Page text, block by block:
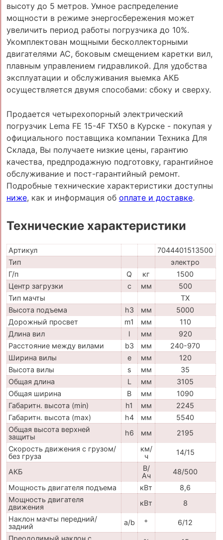
высоту до 5 метров. Умное распределение
мощности в режиме энергосбережения может
увеличить период работы погрузчика до 10%.
Укомплектован мощными бесколлекторными
двигателями АС, боковым смещением каретки вил,
плавным управлением гидравликой. Для удобства
эксплуатации и обслуживания выемка АКБ
осуществляется двумя способами: сбоку и сверху.
Продается четырехопорный электрический
погрузчик Lema FE 15-4F TX50 в Курске - покупая у
официального поставщика компании Техника Для
Склада, Вы получаете низкие цены, гарантию
качества, предпродажную подготовку, гарантийное
обслуживание и пост-гарантийный ремонт.
Подробные технические характеристики доступны
ниже, как и информация об оплате и доставке.
Технические характеристики
Артикул
7044401513500
Тип
электро
Г/п
Q кг
1500
Центр загрузки
c мм
500
Тип мачты
TX
Высота подъема
h3 мм
5000
Дорожный просвет
m1 мм
110
Длина вил
l мм
920
Расстояние между вилами
b3 мм
240-970
Ширина вилы
e мм
120
Высота вилы
s мм
35
Общая длина
L мм
3105
Общая ширина
B мм
1090
Габаритн. высота (min)
h1 мм
2245
Габаритн. высота (max)
h4 мм
5540
Общая высота верхней
защиты
h6 мм
2195
Скорость движения с грузом/
без груза
км/
ч
14/15
АКБ
В/
Ач
48/500
Мощность двигателя подъема
кВт
8,6
Мощность двигателя
движения
кВт
8
Наклон мачты передний/
задний
a/b °
6/12
Преодолимый наклон с